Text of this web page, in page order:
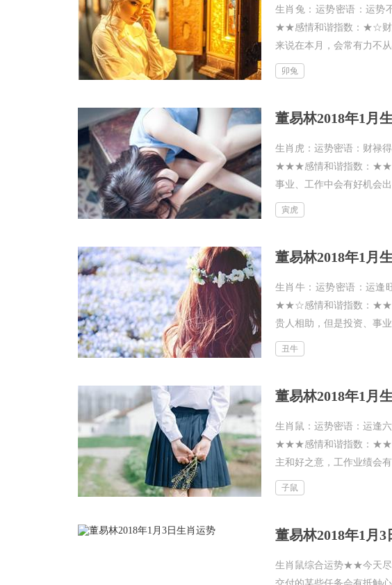
生肖兔：运势密语：运
★★感情和谐指数：★☆财
来说在本月，会常有力不
卯兔
董易林2018年1月
生肖虎：运势密语：财禄
★★★感情和谐指数：
事业、工作中会有好机会
寅虎
董易林2018年1月
生肖牛：运势密语：运
★★☆感情和谐指数：
贵人相助，但是投资、事
丑牛
董易林2018年1月
生肖鼠：运势密语：运逢
★★★感情和谐指数：
主和好之意，工作业绩会
子鼠
董易林2018年1月
生肖鼠综合运势★★今天尽